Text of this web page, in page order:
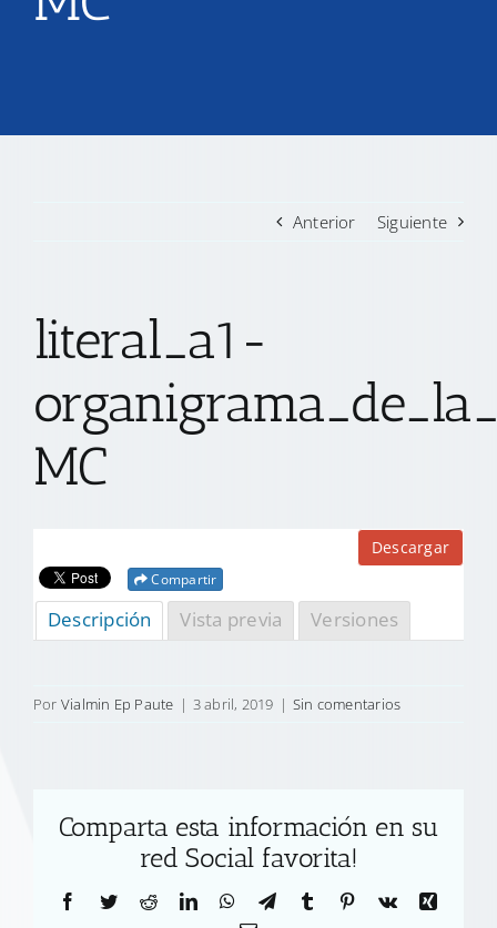
CONVOCATORIAS PRECALIFICACIÓN
Anterior Siguiente
literal_a1-
MC
Descargar
Compartir
Descripción Vista previa Versiones
Por Vialmin Ep Paute | 3 abril, 2019 | Sin comentarios
Comparta esta información en su
red Social favorita!
Facebook
TwitterRedditLinkedInWhatsApp
TelegramTumblr Pinterest
Vk
Xing